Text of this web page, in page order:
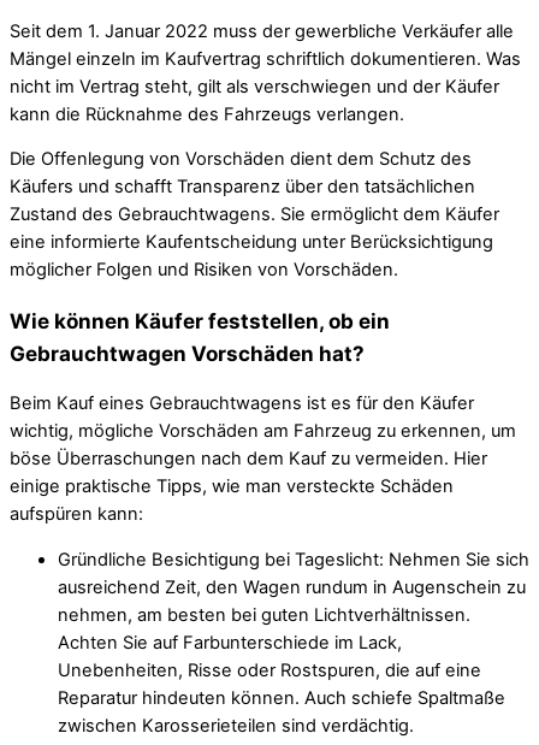
Seit dem 1. Januar 2022 muss der gewerbliche Verkäufer alle
Mängel einzeln im Kaufvertrag schriftlich dokumentieren. Was
nicht im Vertrag steht, gilt als verschwiegen und der Käufer
kann die Rücknahme des Fahrzeugs verlangen.
Die Offenlegung von Vorschäden dient dem Schutz des
Käufers und schafft Transparenz über den tatsächlichen
Zustand des Gebrauchtwagens. Sie ermöglicht dem Käufer
eine informierte Kaufentscheidung unter Berücksichtigung
möglicher Folgen und Risiken von Vorschäden.
Wie können Käufer feststellen, ob ein
Gebrauchtwagen Vorschäden hat?
Beim Kauf eines Gebrauchtwagens ist es für den Käufer
wichtig, mögliche Vorschäden am Fahrzeug zu erkennen, um
böse Überraschungen nach dem Kauf zu vermeiden. Hier
einige praktische Tipps, wie man versteckte Schäden
aufspüren kann:
Gründliche Besichtigung bei Tageslicht: Nehmen Sie sich
ausreichend Zeit, den Wagen rundum in Augenschein zu
nehmen, am besten bei guten Lichtverhältnissen.
Achten Sie auf Farbunterschiede im Lack,
Unebenheiten, Risse oder Rostspuren, die auf eine
Reparatur hindeuten können. Auch schiefe Spaltmaße
zwischen Karosserieteilen sind verdächtig.